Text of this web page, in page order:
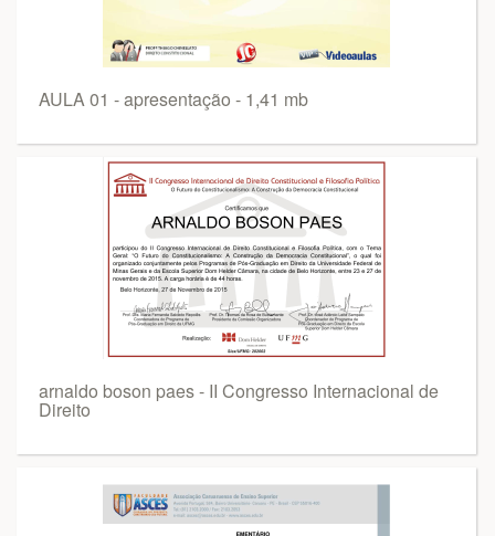
AULA 01 - apresentação - 1,41 mb
arnaldo boson paes - II Congresso Internacional de
Direito